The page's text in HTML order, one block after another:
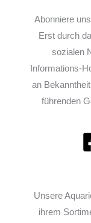
Abonniere
Erst durch
sozialen
Informations-
an
führenden
Unsere
ihrem